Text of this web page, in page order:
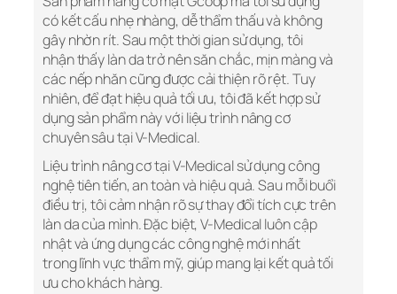
có kết cấu nhẹ nhàng, dễ thẩm thấu và không
gây nhờn rít. Sau một thời gian sử dụng, tôi
nhận thấy làn da trở nên săn chắc, mịn màng và
các nếp nhăn cũng được cải thiện rõ rệt. Tuy
nhiên, để đạt hiệu quả tối ưu, tôi đã kết hợp sử
dụng sản phẩm này với liệu trình nâng cơ
chuyên sâu tại V-Medical.
Liệu trình nâng cơ tại V-Medical sử dụng công
nghệ tiên tiến, an toàn và hiệu quả. Sau mỗi buổi
điều trị, tôi cảm nhận rõ sự thay đổi tích cực trên
làn da của mình. Đặc biệt, V-Medical luôn cập
nhật và ứng dụng các công nghệ mới nhất
trong lĩnh vực thẩm mỹ, giúp mang lại kết quả tối
ưu cho khách hàng.